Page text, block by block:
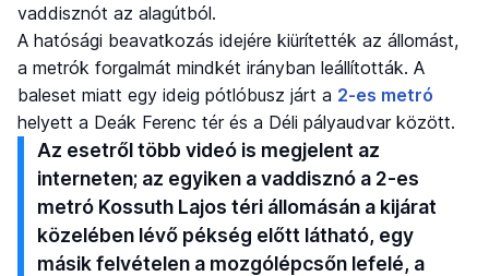
vaddisznót az alagútból.
A hatósági beavatkozás idejére kiürítették az állomást,
a metrók forgalmát mindkét irányban leállították. A
baleset miatt egy ideig pótlóbusz járt a 2-es metró
helyett a Deák Ferenc tér és a Déli pályaudvar között.
Az esetről több videó is megjelent az
interneten; az egyiken a vaddisznó a 2-es
metró Kossuth Lajos téri állomásán a kijárat
közelében lévő pékség előtt látható, egy
másik felvételen a mozgólépcsőn lefelé, a